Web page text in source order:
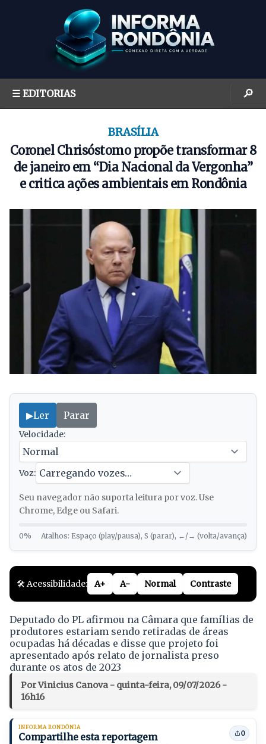
☰ EDITORIAS 🔎
BRASÍLIA
Coronel Chrisóstomo propõe transformar 8
de janeiro em “Dia Nacional da Vergonha”
e critica ações ambientais em Rondônia
▶Ler Parar
Velocidade:
Voz:
Seu navegador não suporta leitura por voz. Use
Chrome, Edge ou Safari.
0% Atalhos: Espaço (play/pausa), S (parar), ←/→ (volta/avança)
🛠️ Acessibilidade: A+ A- Normal Contraste
Deputado do PL afirmou na Câmara que famílias de
produtores estariam sendo retiradas de áreas
ocupadas há décadas e disse que projeto foi
apresentado após relato de jornalista preso
durante os atos de 2023
Por Vinicius Canova - quinta-feira, 09/07/2026 -
16h16
INFORMA RONDÔNIA
Compartilhe esta reportagem 0